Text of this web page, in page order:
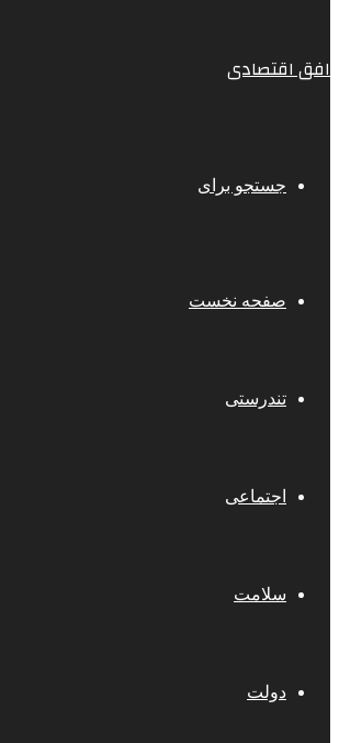
افق اقتصادی
جستجو برای
صفحه نخست
تندرستی
اجتماعی
سلامت
دولت